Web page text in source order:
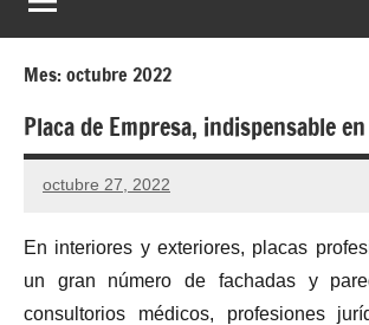
Mes:octubre 2022
Placa de Empresa, indispensable
octubre 27, 2022
En interiores y exteriores, placas
un gran número de fachadas y
consultorios médicos, profesiones